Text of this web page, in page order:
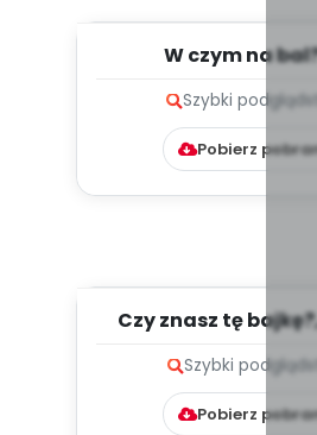
W czym na
Szybki podgląd
Pobierz
Czy znasz tę
Szybki podgląd
Pobierz